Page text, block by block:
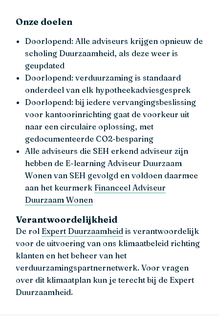
Onze doelen
Doorlopend: Alle adviseurs krijgen opnieuw de
scholing Duurzaamheid, als deze weer is
geupdated
Doorlopend: verduurzaming is standaard
onderdeel van elk hypotheekadviesgesprek
Doorlopend: bij iedere vervangingsbeslissing
voor kantoorinrichting gaat de voorkeur uit
naar een circulaire oplossing, met
gedocumenteerde CO2-besparing
Alle adviseurs die SEH erkend adviseur zijn
hebben de E-learning Adviseur Duurzaam
Wonen van SEH gevolgd en voldoen daarmee
aan het keurmerkFinanceel Adviseur
Duurzaam Wonen
Verantwoordelijkheid
De rol Expert Duurzaamheid is verantwoordelijk
voor de uitvoering van ons klimaatbeleid richting
klanten en het beheer van het
verduurzamingspartnernetwerk. Voor vragen
over dit klimaatplan kun je terecht bij de Expert
Duurzaamheid.